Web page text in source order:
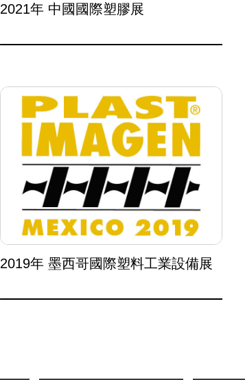
2021年 中國國際塑膠展
2019年 墨西哥國際塑料工業設備展